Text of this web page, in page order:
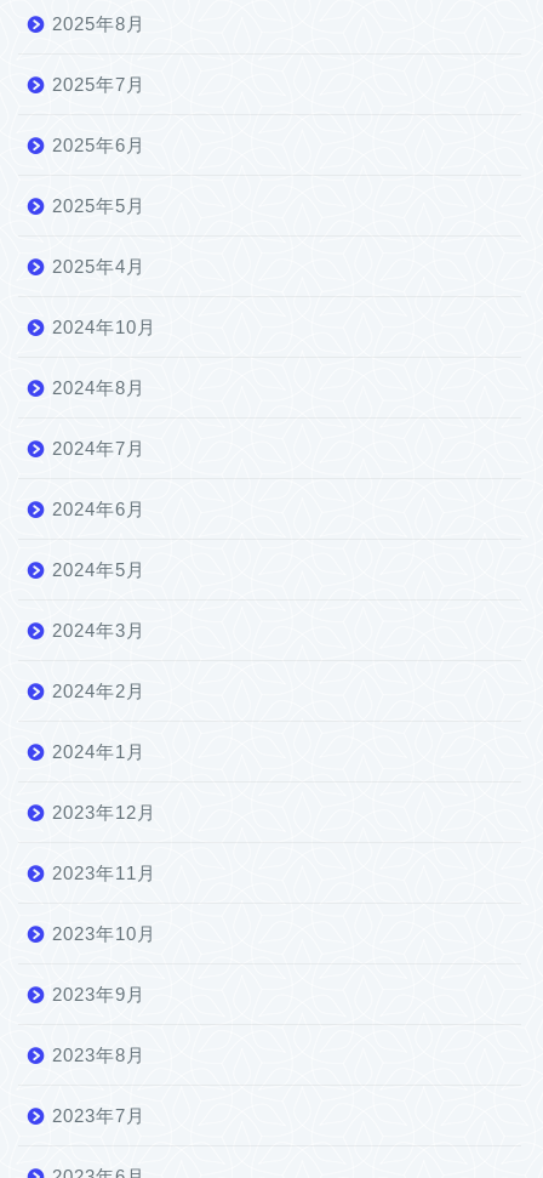
2025年8月
2025年7月
2025年6月
2025年5月
2025年4月
2024年10月
2024年8月
2024年7月
2024年6月
2024年5月
2024年3月
2024年2月
2024年1月
2023年12月
2023年11月
2023年10月
2023年9月
2023年8月
2023年7月